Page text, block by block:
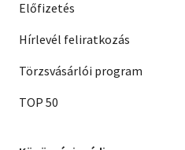
Előfizetés
Hírlevél feliratkozás
Törzsvásárlói program
TOP 50